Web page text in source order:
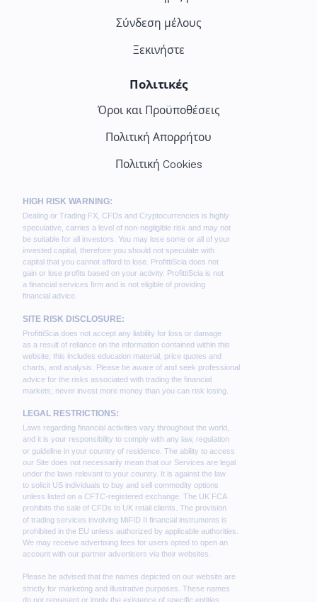
Σύνδεση μέλους
Ξεκινήστε
Πολιτικές
Όροι και Προϋποθέσεις
Πολιτική Απορρήτου
Πολιτική Cookies